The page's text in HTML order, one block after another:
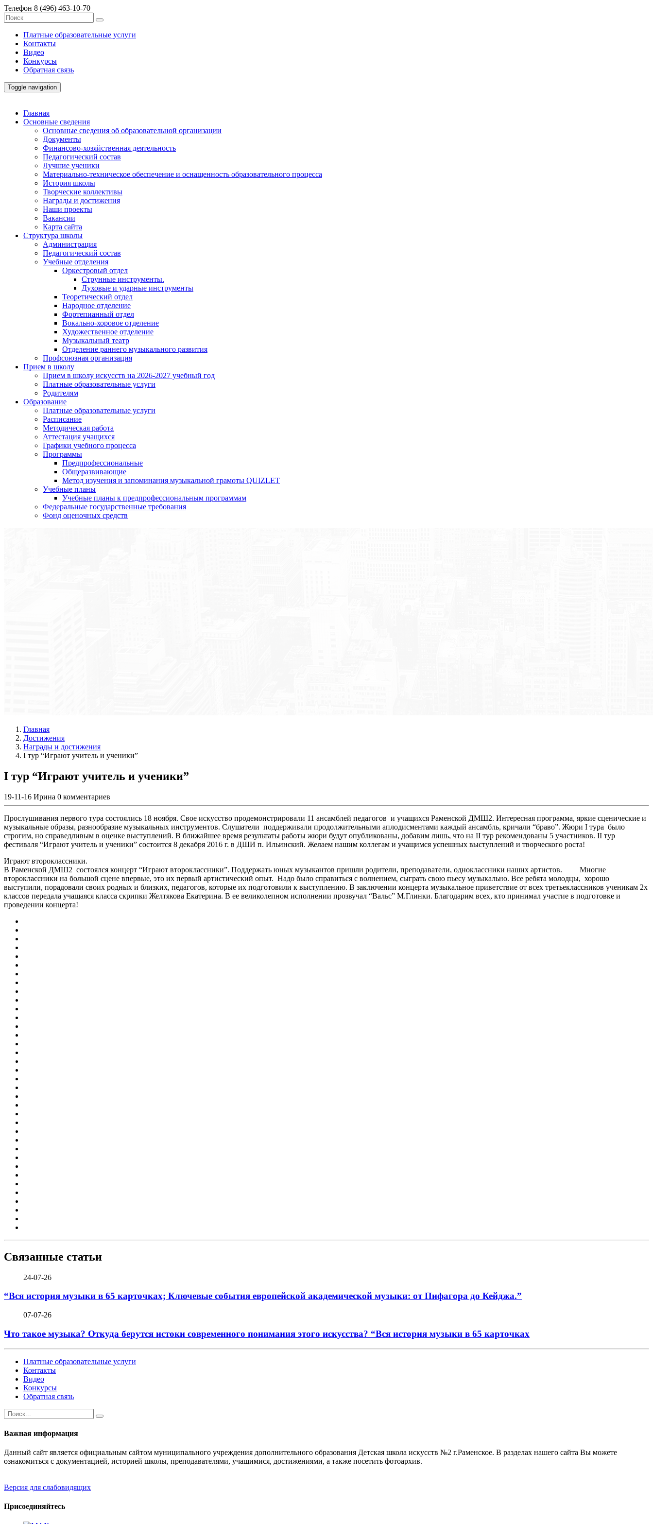
Телефон 8 (496) 463-10-70
Платные образовательные услуги
Контакты
Видео
Конкурсы
Обратная связь
Toggle navigation
Главная
Основные сведения
Основные сведения об образовательной организации
Документы
Финансово-хозяйственная деятельность
Педагогический состав
Лучшие ученики
Материально-техническое обеспечение и оснащенность образовательного процесса
История школы
Творческие коллективы
Награды и достижения
Наши проекты
Вакансии
Карта сайта
Структура школы
Администрация
Педагогический состав
Учебные отделения
Оркестровый отдел
Струнные инструменты.
Духовые и ударные инструменты
Теоретический отдел
Народное отделение
Фортепианный отдел
Вокально-хоровое отделение
Художественное отделение
Музыкальный театр
Отделение раннего музыкального развития
Профсоюзная организация
Прием в школу
Прием в школу искусств на 2026-2027 учебный год
Платные образовательные услуги
Родителям
Образование
Платные образовательные услуги
Расписание
Методическая работа
Аттестация учащихся
Графики учебного процесса
Программы
Предпрофессиональные
Общеразвивающие
Метод изучения и запоминания музыкальной грамоты QUIZLET
Учебные планы
Учебные планы к предпрофессиональным программам
Федеральные государственные требования
Фонд оценочных средств
Главная
Достижения
Награды и достижения
I тур “Играют учитель и ученики”
I тур “Играют учитель и ученики”
19-11-16 Ирина 0 комментариев
Прослушивания первого тура состоялись 18 ноября. Свое искусство продемонстрировали 11 ансамблей педагогов и учащихся Раменской ДМШ2. Интересная программа, яркие сценические и
музыкальные образы, разнообразие музыкальных инструментов. Слушатели поддерживали продолжительными аплодисментами каждый ансамбль, кричали “браво”. Жюри I тура было
строгим, но справедливым в оценке выступлений. В ближайшее время результаты работы жюри будут опубликованы, добавим лишь, что на II тур рекомендованы 5 участников. II тур
фестиваля “Играют учитель и ученики” состоится 8 декабря 2016 г. в ДШИ п. Ильинский. Желаем нашим коллегам и учащимся успешных выступлений и творческого роста!
Играют второклассники.
В Раменской ДМШ2 состоялся концерт “Играют второклассники”. Поддержать юных музыкантов пришли родители, преподаватели, одноклассники наших артистов. Многие
второклассники на большой сцене впервые, это их первый артистический опыт. Надо было справиться с волнением, сыграть свою пьесу музыкально. Все ребята молодцы, хорошо
выступили, порадовали своих родных и близких, педагогов, которые их подготовили к выступлению. В заключении концерта музыкальное приветствие от всех третьеклассников ученикам 2х
классов передала учащаяся класса скрипки Желтякова Екатерина. В ее великолепном исполнении прозвучал “Вальс” М.Глинки. Благодарим всех, кто принимал участие в подготовке и
проведении концерта!
Связанные статьи
24-07-26
“Вся история музыки в 65 карточках; Ключевые события европейской академической музыки: от Пифагора до Кейджа.”
07-07-26
Что такое музыка? Откуда берутся истоки современного понимания этого искусства? “Вся история музыки в 65 карточках
Платные образовательные услуги
Контакты
Видео
Конкурсы
Обратная связь
Важная информация
Данный сайт является официальным сайтом муниципального учреждения дополнительного образования Детская школа искусств №2 г.Раменское. В разделах нашего сайта Вы можете
ознакомиться с документацией, историей школы, преподавателями, учащимися, достижениями, а также посетить фотоархив.
Версия для слабовидящих
Присоединяйтесь